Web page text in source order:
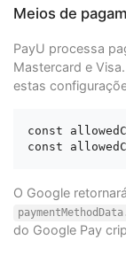
Meios de
PayU processa
Mastercard e
estas
const
O Google
do Google Pay